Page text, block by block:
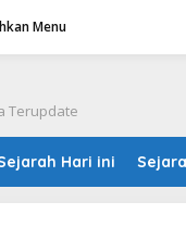
Menu
Terupdate
Hari ini